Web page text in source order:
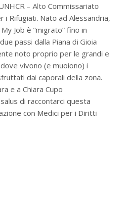
– Alto Commissariato
i Rifugiati. Nato ad Alessandria,
Job è “migrato” fino in
passi dalla Piana di Gioia
noto proprio per le grandi e
vivono (e muoiono) i
dai caporali della zona.
e a Chiara Cupo
di raccontarci questa
con Medici per i Diritti